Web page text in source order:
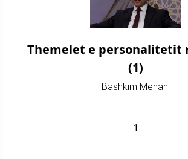
Themelet e personalitetit
(1)
Bashkim Mehani
1